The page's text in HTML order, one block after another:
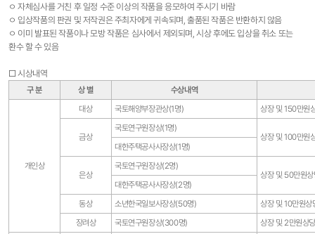
ㅇ 자체심사를 거친 후 일정 수준 이상의 작품을 응모하여 주시기 바람
ㅇ 입상작품의 판권 및 저작권은 주최자에게 귀속되며, 출품된 작품은 반환하지 않음
ㅇ 이미 발표된 작품이나 모방 작품은 심사에서 제외되며, 시상 후에도 입상을 취소 또는
환수 할 수 있음
□ 시상내역
구 분 상 별 수상내역
개인상
대상 국토해양부장관상(1명) 상장 및 150만원
금상
국토연구원장상(1명)
상장 및 100만원
대한주택공사사장상(1명)
은상
국토연구원장상(2명)
상장 및 50만원상
대한주택공사사장상(2명)
동상
소년한국일보사장상(50명)
상장 및 10만원상
장려상
국토연구원장상(300명) 상장 및 2만원상